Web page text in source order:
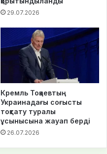
29.07.2026
Кремль Тоқаевтың
Украинадағы соғысты
тоқтату туралы
ұсынысына жауап берді
26.07.2026